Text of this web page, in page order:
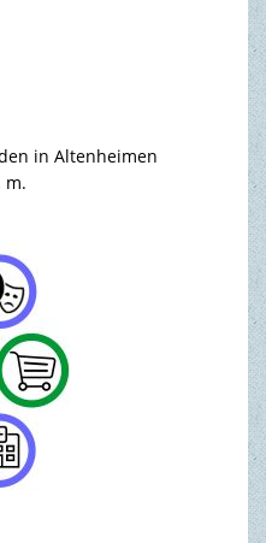
in Altenheimen
m.